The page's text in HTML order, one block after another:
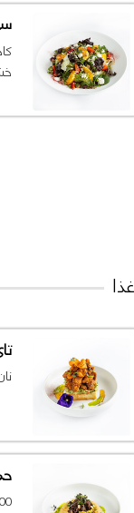
200 گرم حمص ، 60 گرم فیله گوساله